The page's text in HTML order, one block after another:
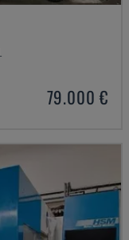
79.000 €